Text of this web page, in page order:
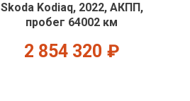
Skoda Kodiaq, 2022, АКПП,
пробег 64002 км
2 854 320 ₽